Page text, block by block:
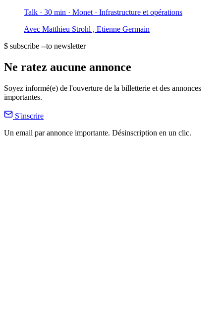
Talk · 30 min · Monet · Infrastructure et opérations
Avec Matthieu Strohl , Etienne Germain
$ subscribe --to newsletter
Ne ratez aucune annonce
Soyez informé(e) de l'ouverture de la billetterie et des annonces
importantes.
S'inscrire
Un email par annonce importante. Désinscription en un clic.